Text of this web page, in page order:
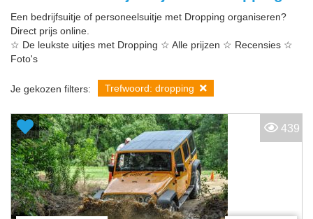
Een bedrijfsuitje of personeelsuitje met Dropping organiseren?
Direct prijs online.
☆ De leukste uitjes met Dropping ☆ Alle prijzen ☆ Recensies ☆
Foto's
Je gekozen filters: Trefwoord: dropping
439